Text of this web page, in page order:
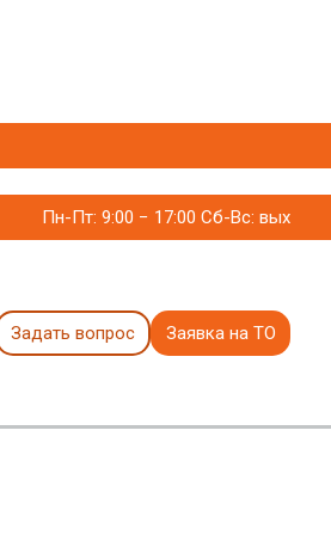
Пн-Пт: 9:00 − 17:00 Сб-Вс: вых
Задать вопрос Заявка на ТО